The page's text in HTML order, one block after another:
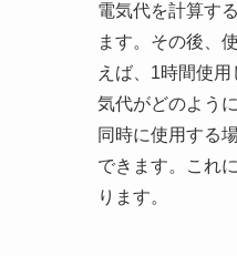
電気代を計算す
ます。その後、
えば、1時間使
気代がどのよう
同時に使用する
できます。これ
ります。